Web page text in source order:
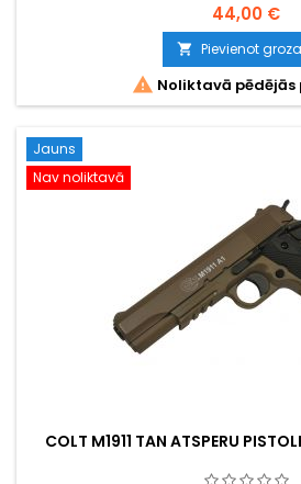
44,00 €
 Pievienot
 Noliktavā pēdējās
Jauns
Nav noliktavā
COLT M1911 TAN ATSPERU